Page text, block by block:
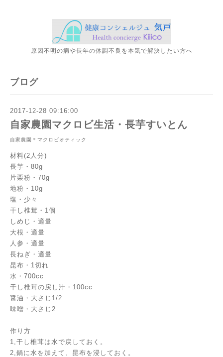
原因不明の病や長年の体調不良を本気で解決したい方へ
ブログ
2017-12-28 09:16:00
自家農園マクロビ生活・長芋すいとん
自家農園＊マクロビオティック
材料(2人分)
長芋・80g
片栗粉・70g
地粉・10g
塩・少々
干し椎茸・1個
しめじ・適量
大根・適量
人参・適量
長ねぎ・適量
昆布・1切れ
水・700cc
干し椎茸の戻し汁・100cc
醤油・大さじ1/2
味噌・大さじ2
作り方
1,干し椎茸は水で戻しておく。
2,鍋に水を加えて、昆布を浸しておく。